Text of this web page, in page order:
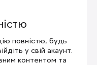
повністю, будь
у свій акаунт.
контентом та